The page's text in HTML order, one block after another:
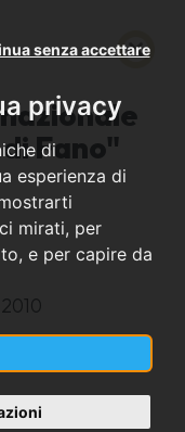
privacy
di
esperienza di
mirati, per
e per capire da
senza accettare
Fano"
2010